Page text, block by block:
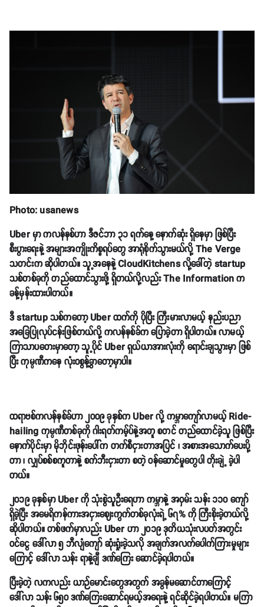
Photo: usanews
Uber မှာ ကလန်နစ်ဟာ ဒီဇင်ဘာ ၃၁ ရက်နေ့ နောက်ဆုံး ရှိနေမှာ ဖြစ်ပြီး
စီးပွားရေးနဲ့ အများအကျိုးကိစ္စရပ်တွေ အာရုံစိုက်သွားမယ်လို့ The Verge
သတင်းက ဆိုပါတယ်။ သူ့အနေနဲ့ CloudKitchens လို့ခေါ်တဲ့ startup
သစ်တစ်ခုကို တည်ထောင်သွားဖို့ ရှိတယ်လို့လည်း The Information က
ခန့်မှန်းထားပါတယ်။
ဒီ startup သစ်ကတော့ Uber ထက်ကို ပိုပြီး ကြီးမားလာမယ့် နည်းပညာ
အခြေပြုလုပ်ငန်းဖြစ်တယ်လို့ ကလန်နစ်ခ်က ပြောခဲ့တာ ရှိပါတယ်။ လာမယ့်
ကြာသာပတေးမှာတော့ သူ့ပိုင် Uber ရှယ်ယာအားလုံးကို ရောင်းချသွားမှာ ဖြစ်
ပြီး ကုမ္ပဏီကနေ လုံးဝစွန့်ခွာတော့မှာပါ။
ထရာဗစ်ကလန်နစ်ခ်ဟာ ၂၀၀၉ ခုနှစ်က Uber လို့ ကမ္ဘာကျော်လာမယ့် Ride-
hailing ကုမ္ပဏီတစ်ခုကို ဂါးရတ်ကမ့်ပ်နဲ့အတူ စတင် တည်ထောင်ခဲ့သူ ဖြစ်ပြီး
နောက်ပိုင်းမှာ မိုဘိုင်းဖုန်းပေါ်က တက်စီငှားတာအပြင် ၊ အစားအသောက်ပေးပို့
တာ ၊ လျှပ်စစ်စကူတာနဲ့ စက်ဘီးငှားတာ စတဲ့ ဝန်ဆောင်မှုတွေပါ တိုးချဲ့ ခဲ့ပါ
တယ်။
၂၀၁၉ ခုနှစ်မှာ Uber ကို သုံးစွဲသူဦးရေဟာ ကမ္ဘာနဲ့ အဝှမ်း သန်း ၁၁၀ ကျော်
ရှိခဲ့ပြီး အမေရိကန်ကားအငှားဈေးကွက်တစ်ခုလုံးရဲ့ ၆၇% ကို ကြီးစိုးခဲ့တယ်လို့
ဆိုပါတယ်။ တစ်ဖက်မှာလည်း Uber ဟာ ၂၀၁၉ ဒုတိယသုံးလပတ်အတွင်း
ဝင်ငွေ ဒေါ်လာ ၅ ဘီလျံကျော် ဆုံးရှုံးခဲ့သလို အချက်အလက်ပေါက်ကြားမှုများ
ကြောင့် ဒေါ်လာ သန်း ရာနဲ့ချီ ဒဏ်ကြေး ဆောင်ခဲ့ရပါတယ်။
ပြီးခဲ့တဲ့ လကလည်း ယာဉ်မောင်းတွေအတွက် အခွန်မဆောင်တာကြောင့်
ဒေါ်လာ သန်း ၆၅၀ ဒဏ်ကြေးဆောင်ရမယ့်အရေးနဲ့ ရင်ဆိုင်ခဲ့ရပါတယ်။ မကြာ